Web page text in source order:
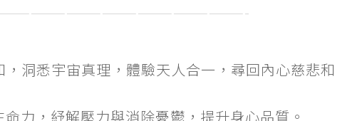
洞悉宇宙真理，體驗天人合一，尋回內心慈悲和
力，紓解壓力與消除憂鬱，提升身心品質。